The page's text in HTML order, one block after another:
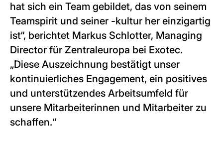
hat sich ein Team gebildet, das von seinem
Teamspirit und seiner -kultur her einzigartig
ist“, berichtet Markus Schlotter, Managing
Director für Zentraleuropa bei Exotec.
„Diese Auszeichnung bestätigt unser
kontinuierliches Engagement, ein positives
und unterstützendes Arbeitsumfeld für
unsere Mitarbeiterinnen und Mitarbeiter zu
schaffen.“